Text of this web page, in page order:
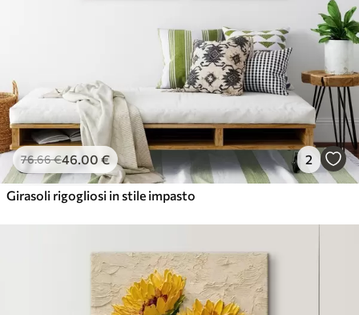
76.66€46.00 € 2
Girasoli rigogliosi in stile impasto